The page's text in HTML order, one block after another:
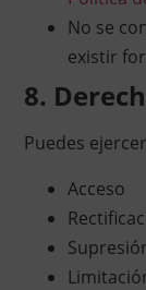
No se
existir
8.
Puedes
Acceso